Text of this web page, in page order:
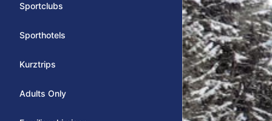
Sportclubs
Sporthotels
Kurztrips
Adults Only